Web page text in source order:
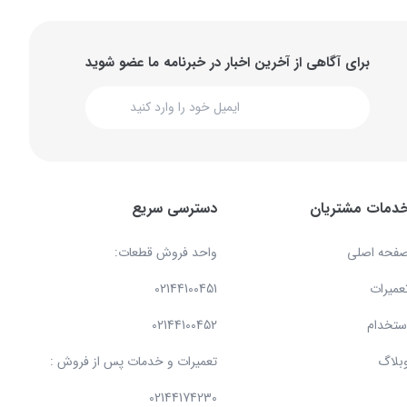
برای آگاهی از آخرین اخبار در خبرنامه ما عضو شوید
مشتریان
اصلی
دسترسی سریع
واحد فروش قطعات:
02144100451
02144100452
تعمیرات و خدمات پس از فروش :
02144174230